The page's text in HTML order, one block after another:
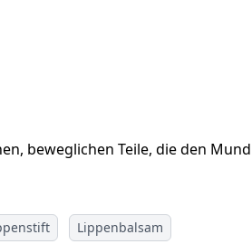
beweglichen Teile, die den
Lippenbalsam